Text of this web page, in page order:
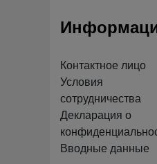
Контактное лицо
Условия
сотрудничества
Декларация о
Вводные данные